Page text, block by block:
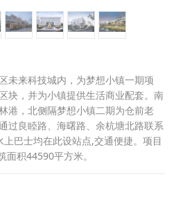
未来科技城内，为梦想小镇一期项
块，并为小镇提供生活商业配套。南
港，北侧隔梦想小镇二期为仓前老
过良睦路、海曙路、余杭塘北路联系
巴士均在此设站点,交通便捷。项目
积44590平方米。